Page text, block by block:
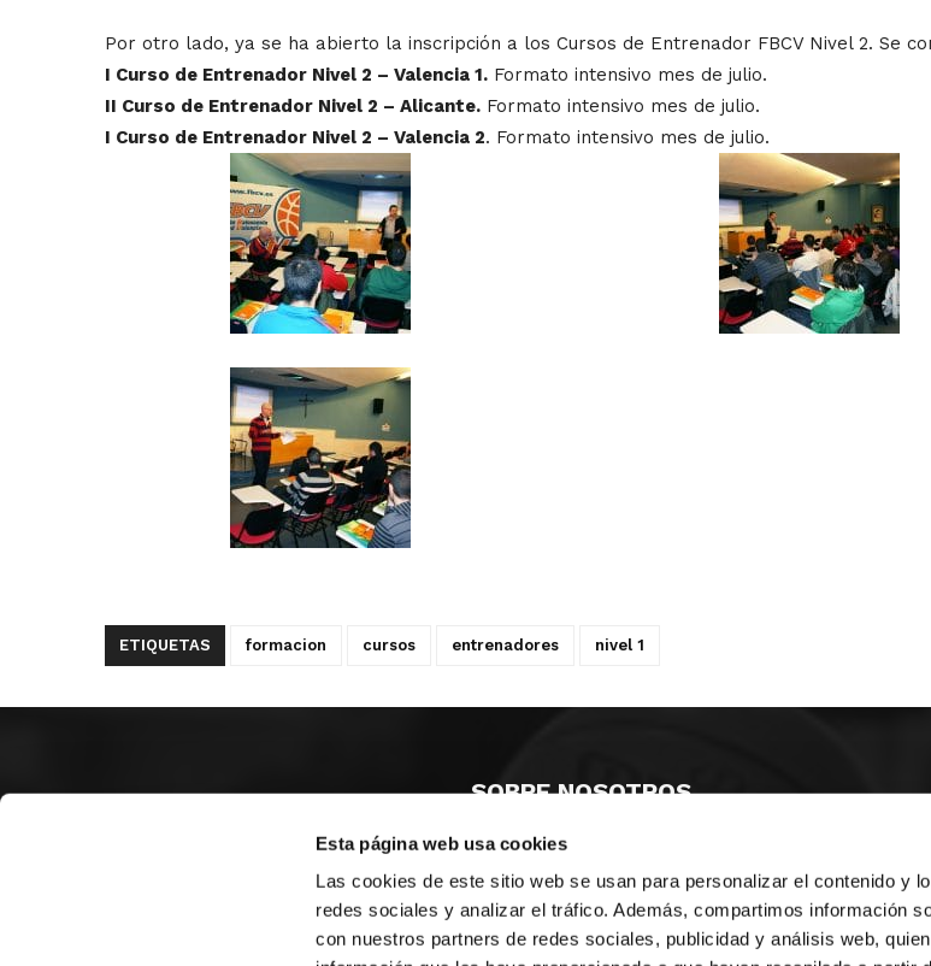
Esta página web usa cookies
Las cookies de este sitio web se usan para personalizar el contenido y
redes sociales y analizar el tráfico. Además, compartimos información
con nuestros partners de redes sociales, publicidad y análisis web,
Por otro lado, ya se ha abierto la inscripción a los Cursos de Entrenador FBCV Nivel 2. Se
I Curso de Entrenador Nivel 2 – Valencia 1.Formato intensivo mes de julio.
II Curso de Entrenador Nivel 2 – Alicante.Formato intensivo mes de julio.
I Curso de Entrenador Nivel 2 – Valencia 2. Formato intensivo mes de julio.
ETIQUETAS formacion cursos entrenadores nivel 1
SOBRE NOSOTROS
CASTELLON
VALENCIA
MONESTIR DE POBLET 14 1ª 3º
ALICANTE
CIUDAD DE MATANZAS 12
fbcv@fbcv.es